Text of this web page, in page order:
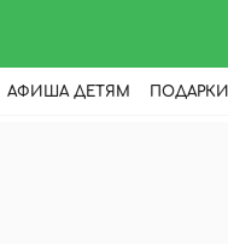
АФИША ДЕТЯМ ПОДАРКИ